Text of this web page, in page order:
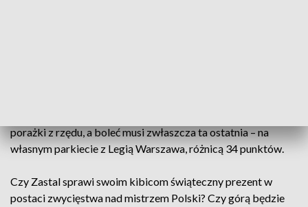
porażki z rzędu, a boleć musi zwłaszcza ta ostatnia – na
własnym parkiecie z Legią Warszawa, różnicą 34 punktów.
Czy Zastal sprawi swoim kibicom świąteczny prezent w
postaci zwycięstwa nad mistrzem Polski? Czy górą będzie